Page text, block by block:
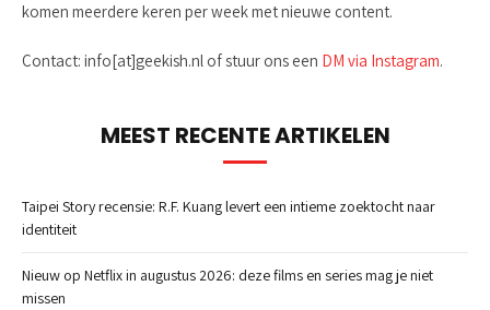
komen meerdere keren per week met nieuwe content.
Contact: info[at]geekish.nl of stuur ons een DM via Instagram.
MEEST RECENTE ARTIKELEN
Taipei Story recensie: R.F. Kuang levert een intieme zoektocht naar
identiteit
Nieuw op Netflix in augustus 2026: deze films en series mag je niet
missen